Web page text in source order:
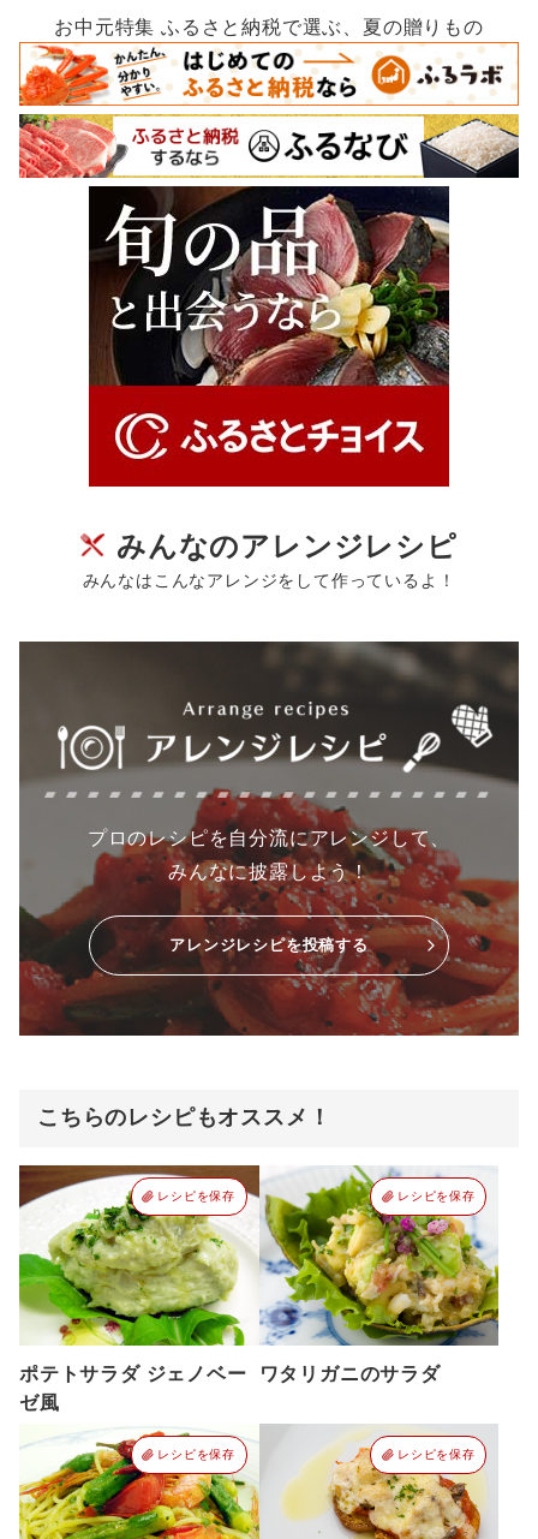
お中元特集 ふるさと納税で選ぶ、夏の贈りもの
みんなのアレンジレシピ
みんなはこんなアレンジをして作っているよ！
プロのレシピを自分流にアレンジして、
みんなに披露しよう！
アレンジレシピを投稿する
こちらのレシピもオススメ！
レシピを保存
ポテトサラダ ジェノベー
ゼ風
レシピを保存
ワタリガニのサラダ
レシピを保存 レシピを保存